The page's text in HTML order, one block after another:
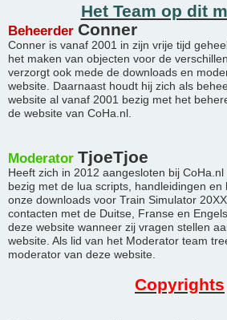
Het Team op dit
Beheerder Conner
Conner is vanaf 2001 in zijn vrije tijd
het maken van objecten voor de
verzorgt ook mede de downloads en
website. Daarnaast houdt hij zich als
website al vanaf 2001 bezig met het
de website van CoHa.nl.
Moderator TjoeTjoe
Heeft zich in 2012 aangesloten bij
bezig met de lua scripts, handleidingen en
onze downloads voor Train Simulator
contacten met de Duitse, Franse en
deze website wanneer zij vragen stellen
website. Als lid van het Moderator team
moderator van deze website.
Copyrights